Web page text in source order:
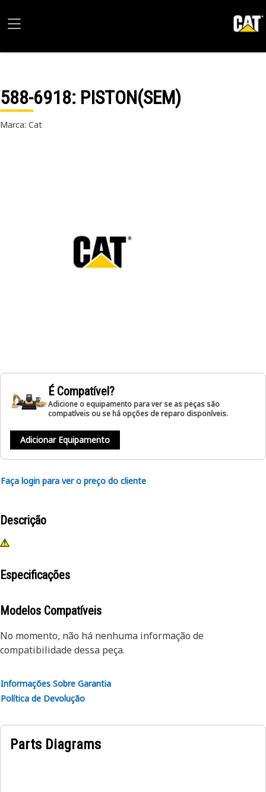
588-6918: PISTON(SEM)
Marca: Cat
É Compatível?
Adicione o equipamento para ver se as peças são
compatíveis ou se há opções de reparo disponíveis.
Adicionar Equipamento
Faça login para ver o preço do cliente
Descrição
Especificações
Modelos Compatíveis
No momento, não há nenhuma informação de
compatibilidade dessa peça.
Informações Sobre Garantia
Política de Devolução
Parts Diagrams